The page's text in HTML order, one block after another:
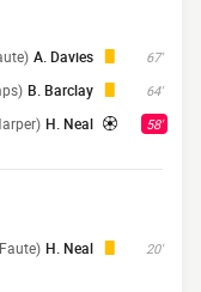
67'
A. Davies
64'
B. Barclay
58'
H. Neal
20'
H. Neal